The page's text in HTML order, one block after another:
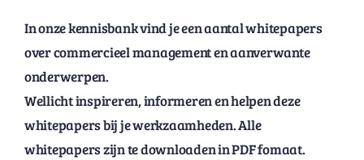
In onze kennisbank vind je een aantal whitepapers
over commercieel management en aanverwante
onderwerpen.
Wellicht inspireren, informeren en helpen deze
whitepapers bij je werkzaamheden. Alle
whitepapers zijn te downloaden in PDF fomaat.